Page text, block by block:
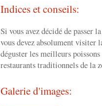
Indices et conseils:
Si vous avez décidé de passer
vous devez absolument visiter
déguster les meilleurs
restaurants traditionnels de la
Galerie d'images: